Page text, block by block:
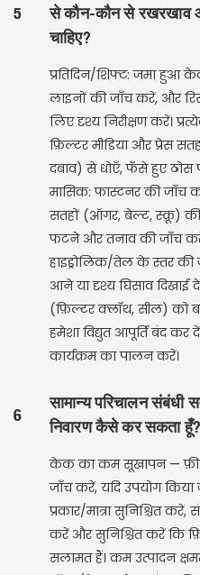
5
से कौन-कौन से रखरखाव
चाहिए?
प्रतिदिन/शिफ्ट: जमा हुआ
लाइनों की जाँच करें, और
लिए दृश्य निरीक्षण करें।
फ़िल्टर मीडिया और प्रेस
दबाव) से धोएँ, फँसे हुए ठोस
मासिक: फास्टनर की जाँच
सतहों (ऑगर, बेल्ट, स्क्रू)
फटने और तनाव की जाँच
हाइड्रोलिक/तेल के स्तर की
आने या दृश्य घिसाव दिखाई
(फ़िल्टर क्लॉथ, सील) को
हमेशा विद्युत आपूर्ति बंद कर
कार्यक्रम का पालन करें।
6
सामान्य परिचालन संबंधी
निवारण कैसे कर सकता हूँ?
केक का कम सूखापन — फ़ीड
जाँच करें, यदि उपयोग किया
प्रकार/मात्रा सुनिश्चित
करें और सुनिश्चित करें कि
सलामत हैं। कम उत्पादन